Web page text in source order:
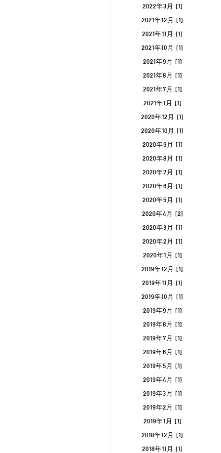
2022年3月 [1]
2021年12月 [1]
2021年11月 [1]
2021年10月 [1]
2021年9月 [1]
2021年8月 [1]
2021年7月 [1]
2021年1月 [1]
2020年12月 [1]
2020年10月 [1]
2020年9月 [1]
2020年8月 [1]
2020年7月 [1]
2020年6月 [1]
2020年5月 [1]
2020年4月 [2]
2020年3月 [1]
2020年2月 [1]
2020年1月 [1]
2019年12月 [1]
2019年11月 [1]
2019年10月 [1]
2019年9月 [1]
2019年8月 [1]
2019年7月 [1]
2019年6月 [1]
2019年5月 [1]
2019年4月 [1]
2019年3月 [1]
2019年2月 [1]
2019年1月 [1]
2018年12月 [1]
2018年11月 [1]